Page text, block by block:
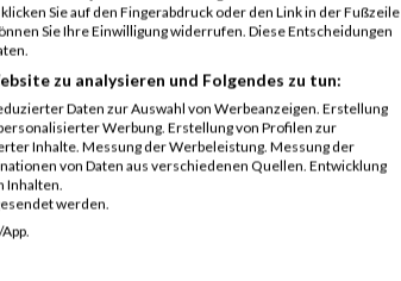
Sie auf den Fingerabdruck oder den Link in der Fußzeile
Sie Ihre Einwilligung widerrufen. Diese Entscheidungen
zu analysieren und Folgendes zu tun:
Daten zur Auswahl von Werbeanzeigen. Erstellung
Werbung. Erstellung von Profilen zur
Inhalte. Messung der Werbeleistung. Messung der
von Daten aus verschiedenen Quellen. Entwicklung
Inhalten.
werden.